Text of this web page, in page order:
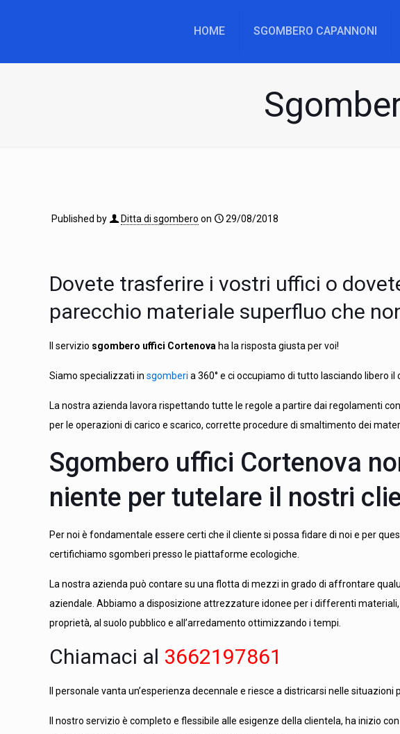
HOME SGOMBERO CAPANNONI
Published by Ditta di sgombero on 29/08/2018
Dovete trasferire i vostri uffici o
parecchio materiale superfluo che
Il servizio sgombero uffici Cortenova ha la risposta giusta per voi!
Siamo specializzati insgomberi a 360° e ci occupiamo di tutto lasciando libero il
La nostra azienda lavora rispettando tutte le regole a partire dai regolamenti
per le operazioni di carico e scarico, corrette procedure di smaltimento dei
Sgombero uffici Cortenova
niente per tutelare il nostri
Per noi è fondamentale essere certi che il cliente si possa fidare di noi e per
certifichiamo sgomberi presso le piattaforme ecologiche.
La nostra azienda può contare su una flotta di mezzi in grado di affrontare
aziendale. Abbiamo a disposizione attrezzature idonee per i differenti
proprietà, al suolo pubblico e all’arredamento ottimizzando i tempi.
Chiamaci al 3662197861
Il personale vanta un’esperienza decennale e riesce a districarsi nelle situazioni
Il nostro servizio è completo e flessibile alle esigenze della clientela, ha inizio